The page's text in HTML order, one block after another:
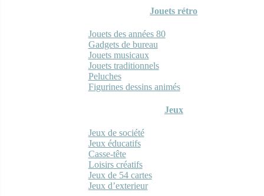
Jouets rétro
Jouets des années 80
Gadgets de bureau
Jouets musicaux
Jouets traditionnels
Peluches
Figurines dessins animés
Jeux
Jeux de société
Jeux éducatifs
Casse-tête
Loisirs créatifs
Jeux de 54 cartes
Jeux d’exterieur